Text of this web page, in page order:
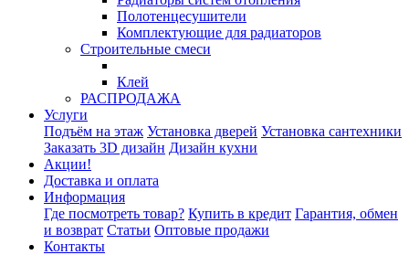
Полотенцесушители
Комплектующие для радиаторов
Строительные смеси
Клей
РАСПРОДАЖА
Услуги
Подъём на этаж Установка дверей Установка сантехники
Заказать 3D дизайн Дизайн кухни
Акции!
Доставка и оплата
Информация
Где посмотреть товар? Купить в кредит Гарантия, обмен
и возврат Статьи Оптовые продажи
Контакты